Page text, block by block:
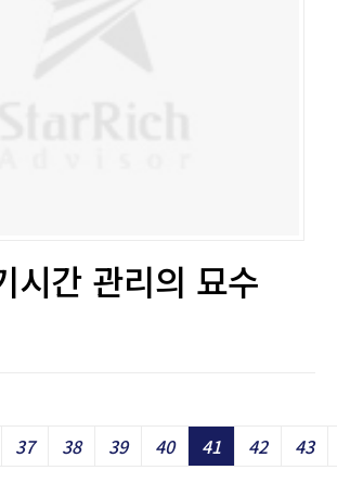
시간 관리의 묘수​​
37 38 39 40 41 42 43